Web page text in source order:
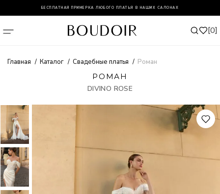
БЕСПЛАТНАЯ ПРИМЕРКА ЛЮБОГО ПЛАТЬЯ В НАШИХ САЛОНАХ
0
Главная Каталог Свадебные платья Роман
РОМАН
DIVINO ROSE